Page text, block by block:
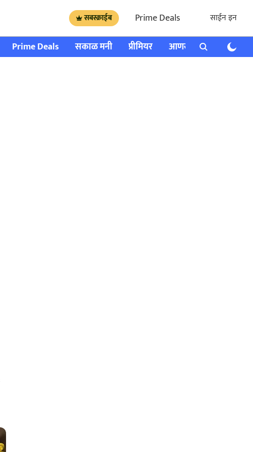
सबस्क्राईब Prime Deals साईन इन
Prime Deals सकाळ मनी प्रीमियर आणखी राशी भविष्य